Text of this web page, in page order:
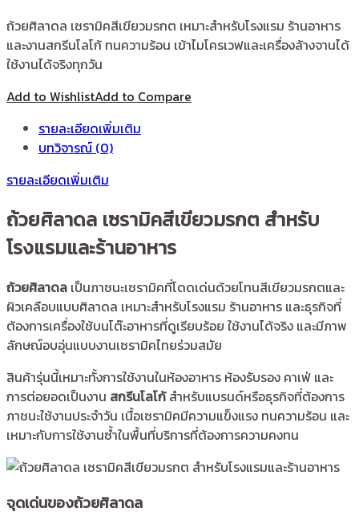
ถ้วยศิลาดล เซรามิคสีเขียวมรกต เหมาะสำหรับโรงแรม ร้านอาหาร
และงานสกรีนโลโก้ ทนความร้อน เข้าไมโครเวฟและเครื่องล้างจานได้
ใช้งานได้จริงทุกวัน
Add to WishlistAdd to Compare
รายละเอียดเพิ่มเติม
บทวิจารณ์ (0)
รายละเอียดเพิ่มเติม
ถ้วยศิลาดล เซรามิคสีเขียวมรกต สำหรับ
โรงแรมและร้านอาหาร
ถ้วยศิลาดล เป็นภาชนะเซรามิคที่โดดเด่นด้วยโทนสีเขียวมรกตและ
ผิวเคลือบแบบศิลาดล เหมาะสำหรับโรงแรม ร้านอาหาร และธุรกิจที่
ต้องการเครื่องใช้บนโต๊ะอาหารที่ดูเรียบร้อย ใช้งานได้จริง และมีภาพ
ลักษณ์อบอุ่นแบบงานเซรามิคไทยร่วมสมัย
สินค้ารุ่นนี้เหมาะทั้งการใช้งานในห้องอาหาร ห้องรับรอง คาเฟ่ และ
การต่อยอดเป็นงาน สกรีนโลโก้สำหรับแบรนด์หรือธุรกิจที่ต้องการ
ภาชนะใช้งานประจำวัน เนื้อเซรามิคมีความแข็งแรง ทนความร้อน และ
เหมาะกับการใช้งานซ้ำในพื้นที่บริการที่ต้องการความคงทน
จุดเด่นของถ้วยศิลาดล